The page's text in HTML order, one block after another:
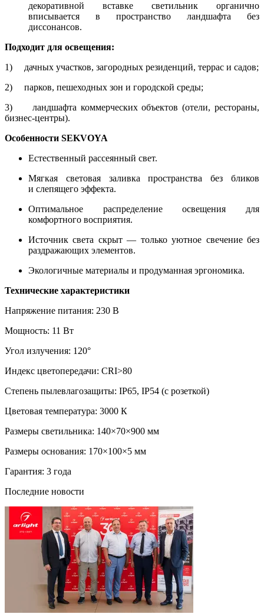
декоративной вставке светильник органично
вписывается в пространство ландшафта без
диссонансов.
Подходит для освещения:
1) дачных участков, загородных резиденций, террас и садов;
2) парков, пешеходных зон и городской среды;
3) ландшафта коммерческих объектов (отели, рестораны,
бизнес-центры).
Особенности SEKVOYA
Естественный рассеянный свет.
Мягкая световая заливка пространства без бликов
и слепящего эффекта.
Оптимальное распределение освещения для
комфортного восприятия.
Источник света скрыт — только уютное свечение без
раздражающих элементов.
Экологичные материалы и продуманная эргономика.
Технические характеристики
Напряжение питания: 230 В
Мощность: 11 Вт
Угол излучения: 120°
Индекс цветопередачи: CRI>80
Степень пылевлагозащиты: IP65, IP54 (с розеткой)
Цветовая температура: 3000 К
Размеры светильника: 140×70×900 мм
Размеры основания: 170×100×5 мм
Гарантия: 3 года
Последние новости